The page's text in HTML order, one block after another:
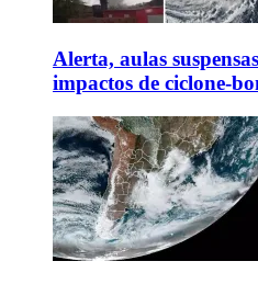
Alerta, aulas
impactos de ciclone-